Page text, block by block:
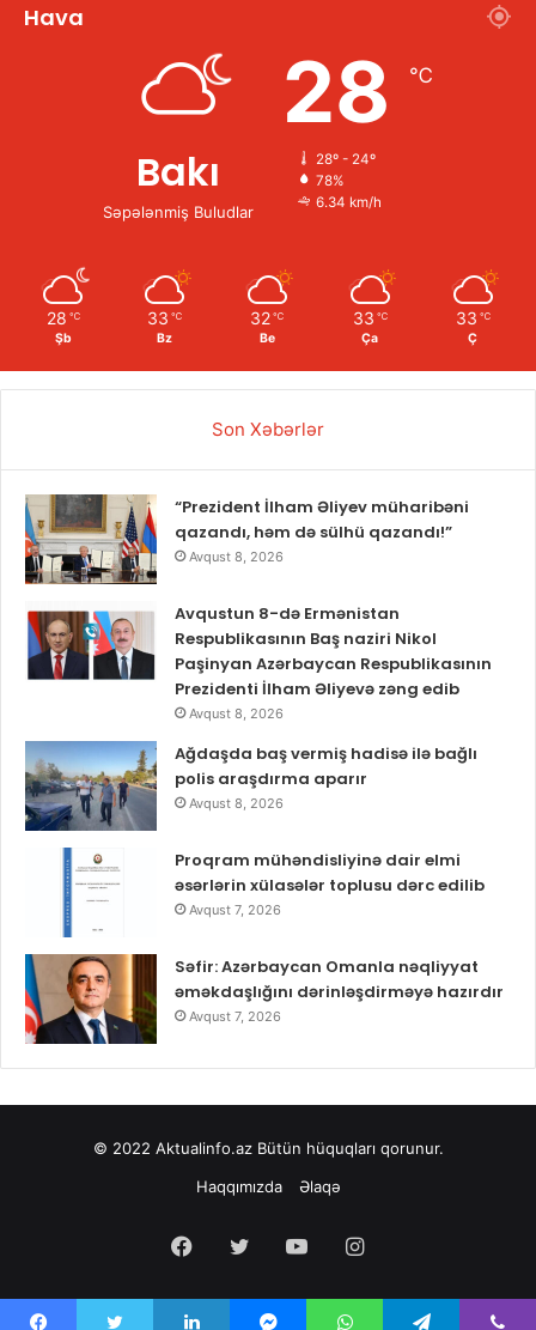
Hava
Bakı
Səpələnmiş Buludlar
28 ℃
28º - 24º
78%
6.34 km/h
28 ℃
Şb
33 ℃
Bz
32 ℃
Be
33 ℃
Ça
33 ℃
Ç
Son Xəbərlər
“Prezident İlham Əliyev müharibəni
qazandı, həm də sülhü qazandı!”
Avqust 8, 2026
Avqustun 8-də Ermənistan
Respublikasının Baş naziri Nikol
Paşinyan Azərbaycan Respublikasının
Prezidenti İlham Əliyevə zəng edib
Avqust 8, 2026
Ağdaşda baş vermiş hadisə ilə bağlı
polis araşdırma aparır
Avqust 8, 2026
Proqram mühəndisliyinə dair elmi
əsərlərin xülasələr toplusu dərc edilib
Avqust 7, 2026
Səfir: Azərbaycan Omanla nəqliyyat
əməkdaşlığını dərinləşdirməyə hazırdır
Avqust 7, 2026
© 2022 Aktualinfo.azBütün hüquqları qorunur.
Haqqımızda
Əlaqə
Facebook
Twitter YouTubeInstagram